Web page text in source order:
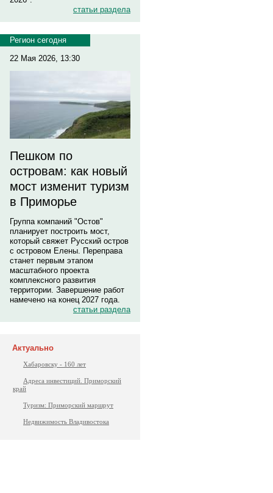
статьи раздела
Регион сегодня
22 Мая 2026, 13:30
Пешком по
островам: как новый
мост изменит туризм
в Приморье
Группа компаний "Остов"
планирует построить мост,
который свяжет Русский остров
с островом Елены. Переправа
станет первым этапом
масштабного проекта
комплексного развития
территории. Завершение работ
намечено на конец 2027 года.
статьи раздела
Актуально
Хабаровску - 160 лет
Адреса инвестиций. Приморский
край
Туризм: Приморский маршрут
Недвижимость Владивостока